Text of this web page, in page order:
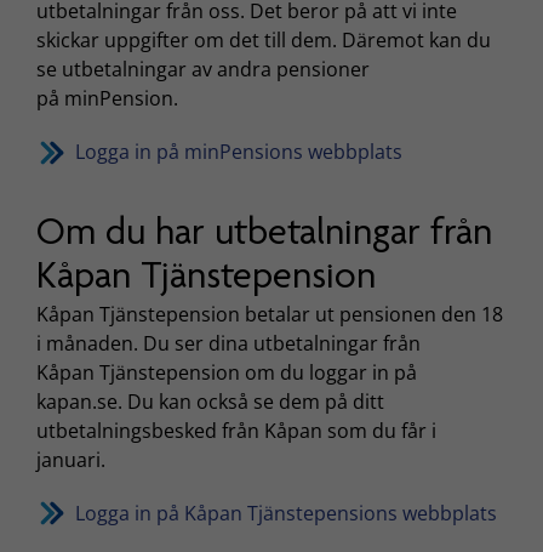
utbetalningar från oss. Det beror på att vi inte
skickar uppgifter om det till dem. Däremot kan du
se utbetalningar av andra pensioner
på minPension.
Logga in på minPensions webbplats
Om du har utbetalningar från
Kåpan Tjänstepension
Kåpan Tjänstepension betalar ut pensionen den 18
i månaden. Du ser dina utbetalningar från
Kåpan Tjänstepension om du loggar in på
kapan.se. Du kan också se dem på ditt
utbetalningsbesked från Kåpan som du får i
januari.
Logga in på Kåpan Tjänstepensions webbplats